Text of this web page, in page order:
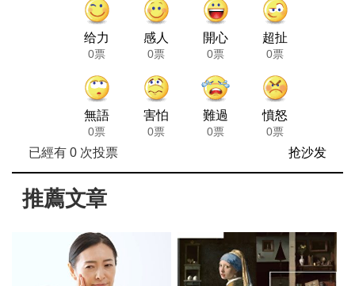
给力
0票
感人
0票
開心
0票
超扯
0票
無語
0票
害怕
0票
難過
0票
憤怒
0票
已經有 0次投票 抢沙发
推薦文章